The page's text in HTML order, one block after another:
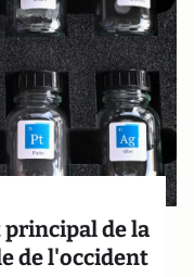
principal de la
de l'occident